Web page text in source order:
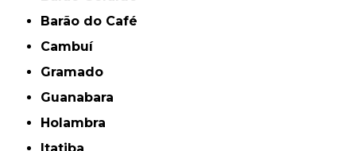
Barão do Café
Cambuí
Gramado
Guanabara
Holambra
Itatiba